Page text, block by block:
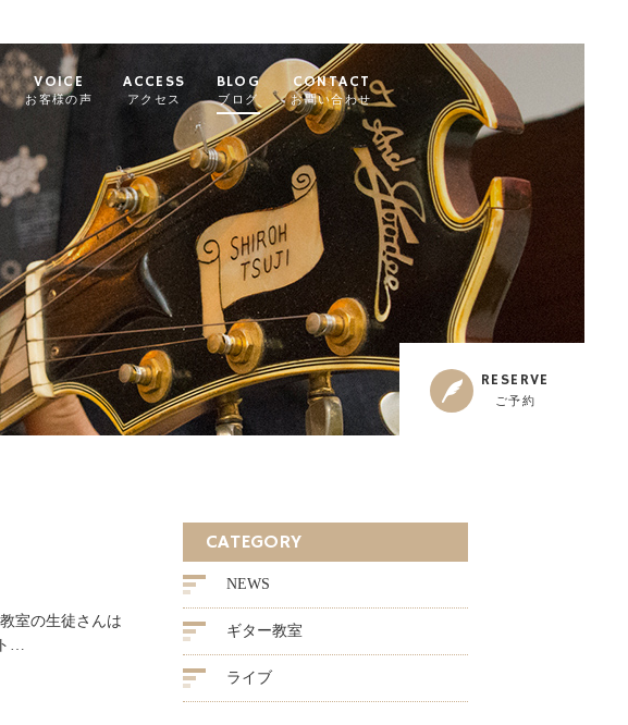
VOICE
お客様の声
ACCESS
アクセス
BLOG
ブログ
CONTACT
お問い合わせ
RESERVE
ご予約
室の生徒さんは
…
CATEGORY
NEWS
ギター教室
ライブ